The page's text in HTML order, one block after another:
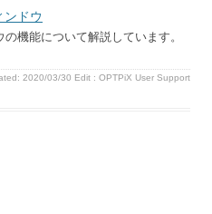
ンドウ
機能について解説しています。
2020/03/30 Edit : OPTPiX User Support